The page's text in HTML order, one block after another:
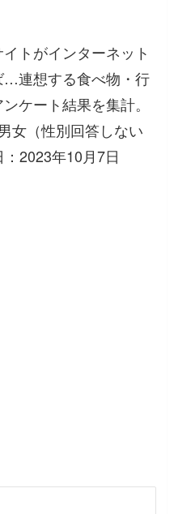
トがインターネット
…連想する食べ物・行
ケート結果を集計。
女（性別回答しない
2023年10月7日